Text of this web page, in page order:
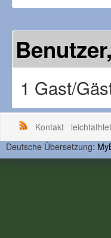
1 Gast/
Kontakt
Deutsche Übersetzung: